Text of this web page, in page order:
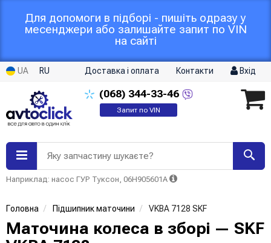
Для допомоги в підборі - пишіть одразу у
месенджери або залишайте запит по VIN
на сайті
UA RU Доставка і оплата Контакти Вхід
(068) 344-33-46
Запит по VIN
Яку запчастину шукаєте?
Наприклад: насос ГУР Туксон, 06H905601A
Головна Підшипник маточини VKBA 7128 SKF
Маточина колеса в зборі — SKF